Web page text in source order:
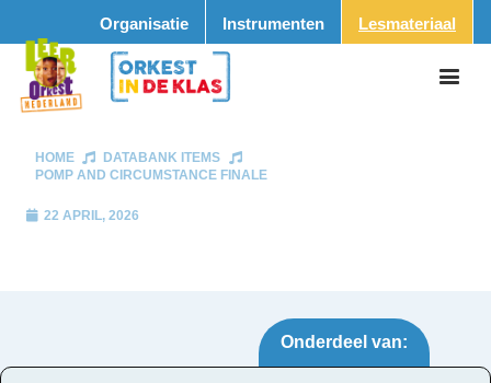
Organisatie Instrumenten Lesmateriaal
HOME
DATABANK ITEMS
POMP AND CIRCUMSTANCE FINALE
22 APRIL, 2026
Onderdeel van: